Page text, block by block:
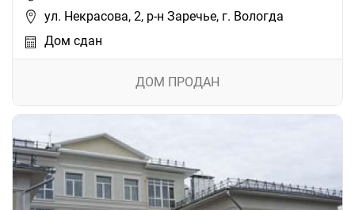
ул. Некрасова, 2, р-н Заречье, г. Вологда
Дом сдан
ДОМ ПРОДАН